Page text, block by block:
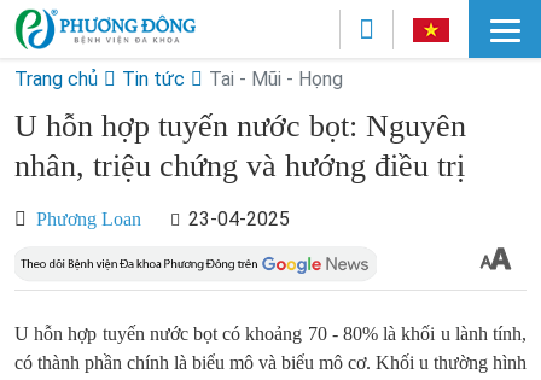
Trang chủ Tin tức Tai - Mũi - Họng
U hỗn hợp tuyến nước bọt: Nguyên
nhân, triệu chứng và hướng điều trị
Phương Loan 23-04-2025
U hỗn hợp tuyến nước bọt có khoảng 70 - 80% là khối u lành tính,
có thành phần chính là biểu mô và biểu mô cơ. Khối u thường hình